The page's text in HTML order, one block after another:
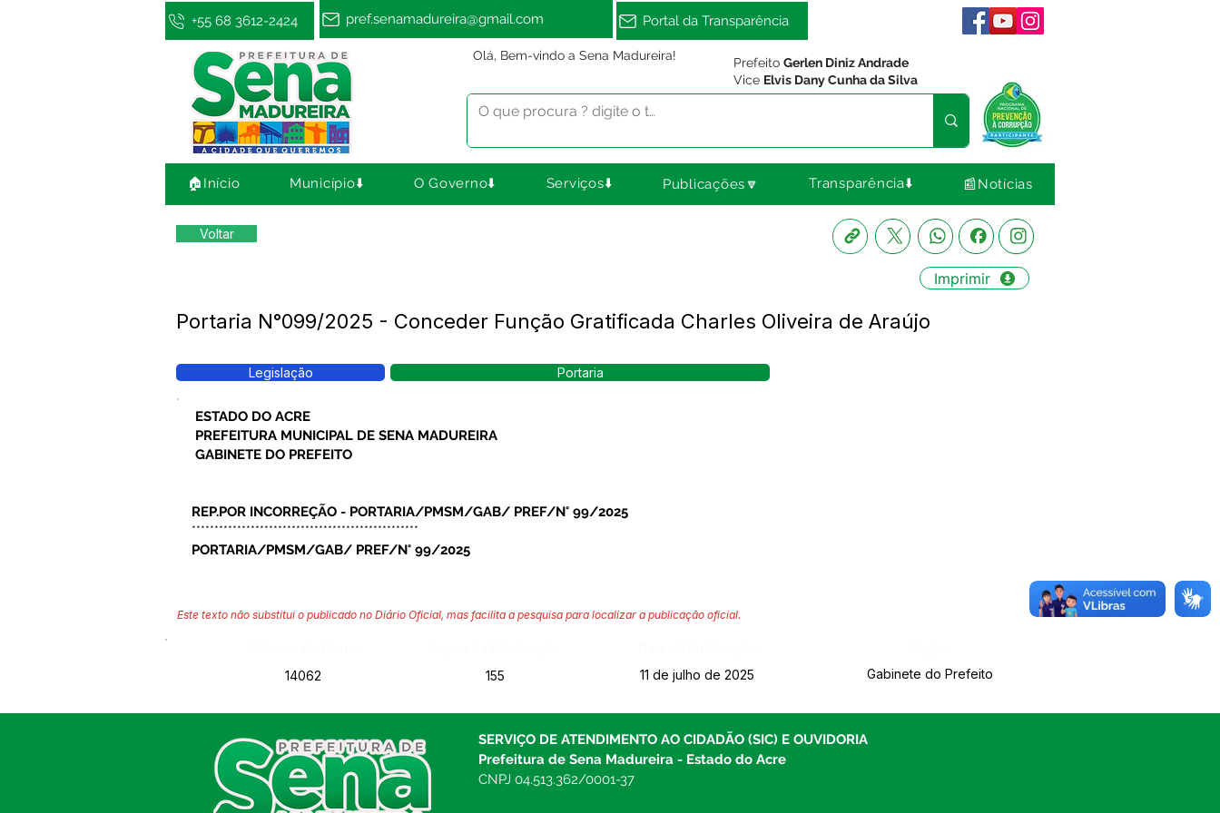
+55 68 3612-2424 pref.senamadureira@gmail.com Portal da Transparência
Olá, Bem-vindo a Sena Madureira! Prefeito Gerlen Diniz Andrade
Vice Elvis Dany Cunha da Silva
🏠Início Município⬇️ O Governo⬇️ Serviços⬇️ Publicações🔽 Transparência⬇️ 📰Notícias
Voltar
Imprimir
Portaria N°099/2025 - Conceder Função Gratificada Charles Oliveira de Araújo
Legislação Portaria
ESTADO DO ACRE
PREFEITURA MUNICIPAL DE SENA MADUREIRA
GABINETE DO PREFEITO
REP.POR INCORREÇÃO - PORTARIA/PMSM/GAB/ PREF/N° 99/2025
**************************************************
PORTARIA/PMSM/GAB/ PREF/N° 99/2025
Este texto não substitui o publicado no Diário Oficial, mas facilita a pesquisa para localizar a publicação oficial.
14062
155 11 de julho de 2025 Gabinete do Prefeito
CIDADÃO (SIC) E OUVIDORIA
Prefeitura de Sena Madureira
CNPJ 04.513.362/0001-37
SERVIÇO DE ATENDIMENTO AO CIDADÃO (SIC) E OUVIDORIA
Prefeitura de Sena Madureira - Estado do Acre
CNPJ 04.513.362/0001-37